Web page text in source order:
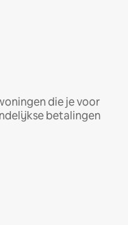
die je voor
betalingen